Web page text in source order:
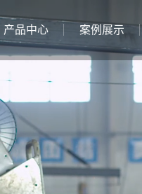
产品中心 案例展示